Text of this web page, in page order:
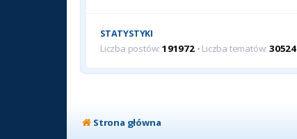
STATYSTYKI
Liczba postów: 191972• Liczba tematów:30524
Strona główna